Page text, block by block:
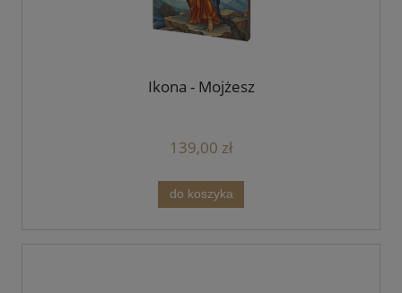
Ikona - Mojżesz
139,00 zł
do koszyka